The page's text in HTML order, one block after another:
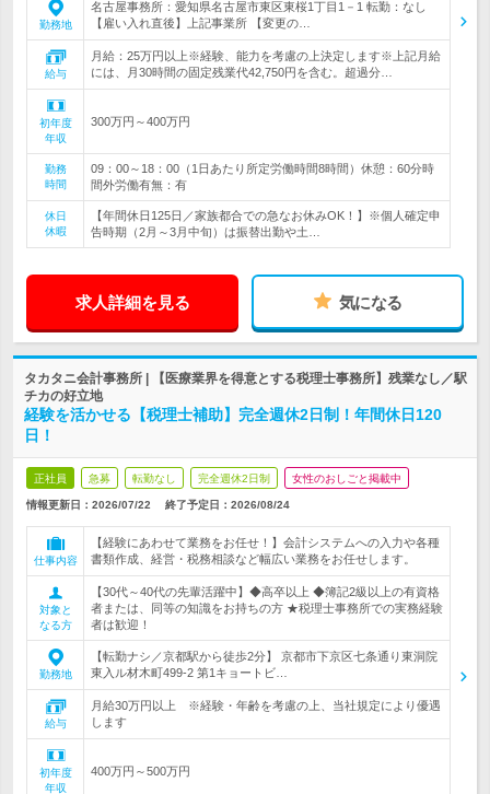
勤務地
名古屋事務所：愛知県名古屋市東区東桜1丁目1－1 転勤：なし
【雇い入れ直後】上記事業所 【変更の…
給与
月給：25万円以上※経験、能力を考慮の上決定します※上記月給
には、月30時間の固定残業代42,750円を含む。超過分…
初年度
年収
300万円～400万円
勤務
時間
09：00～18：00（1日あたり所定労働時間8時間）休憩：60分時
間外労働有無：有
休日
休暇
【年間休日125日／家族都合での急なお休みOK！】※個人確定申
告時期（2月～3月中旬）は振替出勤や土…
求人詳細を見る 気になる
タカタニ会計事務所 | 【医療業界を得意とする税理士事務所】残業なし／駅
チカの好立地
経験を活かせる【税理士補助】完全週休2日制！年間休日120
日！
正社員 急募 転勤なし 完全週休2日制 女性のおしごと掲載中
情報更新日：2026/07/22 終了予定日： 2026/08/24
仕事内容
【経験にあわせて業務をお任せ！】会計システムへの入力や各種
書類作成、経営・税務相談など幅広い業務をお任せします。
対象と
なる方
【30代～40代の先輩活躍中】◆高卒以上 ◆簿記2級以上の有資格
者または、同等の知識をお持ちの方 ★税理士事務所での実務経験
者は歓迎！
勤務地
【転勤ナシ／京都駅から徒歩2分】 京都市下京区七条通り東洞院
東入ル材木町499-2 第1キョートビ…
給与
月給30万円以上 ※経験・年齢を考慮の上、当社規定により優遇
します
初年度
年収
400万円～500万円